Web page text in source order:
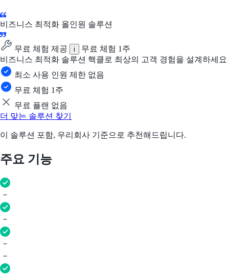
비즈니스 최적화 올인원 솔루션
무료 체험 제공 i
무료 체험 1주
비즈니스 최적화 솔루션 핵클로 최상의 고객 경험을 설계하세요
최소 사용 인원 제한 없음
무료 체험 1주
무료 플랜 없음
더 맞는 솔루션 찾기
이 솔루션 포함, 우리회사 기준으로 추천해드립니다.
주요 기능